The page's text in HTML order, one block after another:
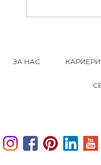
ЗА НАС КАРИЕРИ